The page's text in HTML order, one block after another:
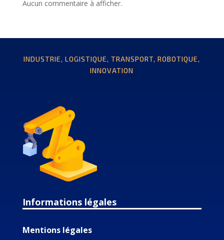
Aucun commentaire à afficher.
INDUSTRIE, LOGISTIQUE, TRANSPORT, ROBOTIQUE,
INNOVATION
Informations légales
Mentions légales